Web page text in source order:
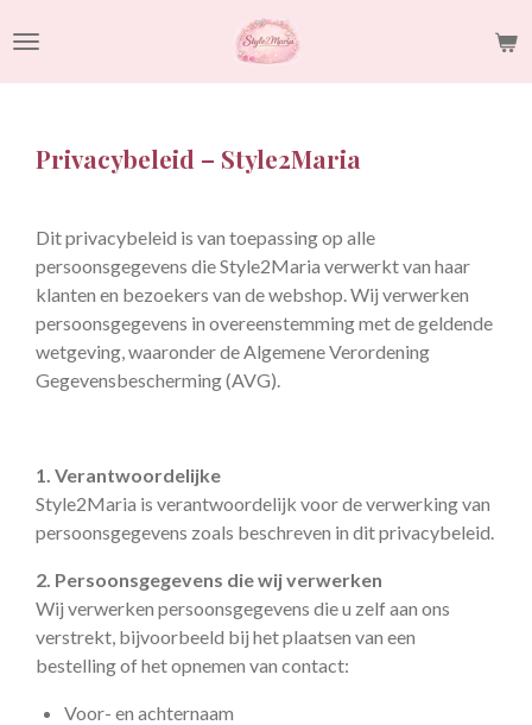
direct
naar
Privacybeleid – Style2Maria
Dit privacybeleid is van toepassing op alle
persoonsgegevens die Style2Maria verwerkt van haar
klanten en bezoekers van de webshop. Wij verwerken
persoonsgegevens in overeenstemming met de geldende
wetgeving, waaronder de Algemene Verordening
Gegevensbescherming (AVG).
1. Verantwoordelijke
Style2Maria is verantwoordelijk voor de verwerking van
persoonsgegevens zoals beschreven in dit privacybeleid.
2. Persoonsgegevens die wij verwerken
Wij verwerken persoonsgegevens die u zelf aan ons
verstrekt, bijvoorbeeld bij het plaatsen van een
bestelling of het opnemen van contact:
Voor- en achternaam